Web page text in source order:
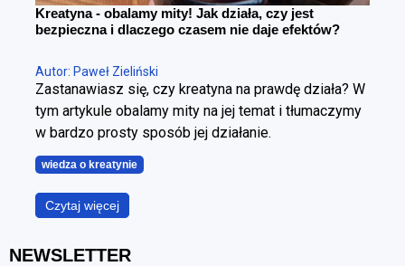
Kreatyna - obalamy mity! Jak działa, czy jest
bezpieczna i dlaczego czasem nie daje efektów?
Autor: Paweł Zieliński
Zastanawiasz się, czy kreatyna na prawdę działa? W
tym artykule obalamy mity na jej temat i tłumaczymy
w bardzo prosty sposób jej działanie.
wiedza o kreatynie
Czytaj więcej
NEWSLETTER